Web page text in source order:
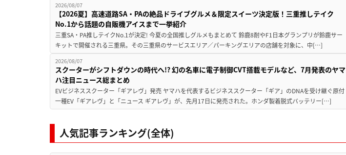
2026/08/07
【2026夏】高速道路SA・PAの絶品ドライブグルメ＆限定スイーツ決定版！三重推しテイク
No.1から話題の自販機アイスまで一挙紹介
三重SA・PA推しテイクNo.1が決定! 今夏の全国推しグルメもまとめて 鈴鹿8耐やF1日本グランプリが鈴鹿サー
キットで開催される三重県。その三重県のサービスエリア／パーキングエリアの店舗を対象に、中[…]
2026/08/07
スクーターがシフトダウンの時代へ!? 幻の名車に電子制御CVT搭載モデルなど、7月発表のヤマ
ハ注目ニュース総まとめ
EVビジネススクーター「ギアレヴ」発売 ヤマハを代表するビジネススクーター「ギア」のDNAを受け継ぐ原付
一種EV「ギアレヴ」と「ニュース ギアレヴ」が、先月17日に発売された。ホンダ製着脱式バッテリー[…]
人気記事ランキング(全体)